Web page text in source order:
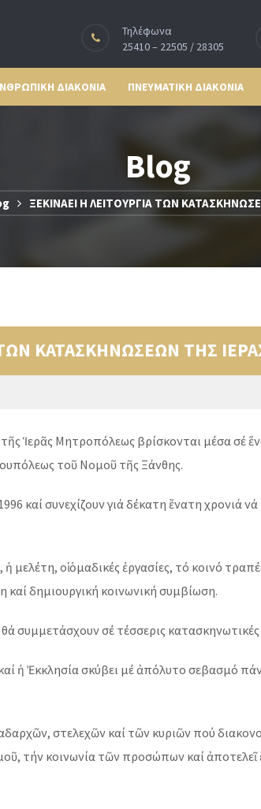
Τηλέφωνα
25410 – 22505 / 28305
ΔΙΑΚΟΝΙΑ ΠΝΕΥΜΑΤΙΚΗ ΔΙΑΚΟΝΙΑ
Blog
ΞΕΚΙΝΑΕΙ Η ΛΕΙΤΟΥΡΓΙΑ ΤΩΝ
ΤΩΝ ΚΑΤΑΣΚΗΝΩΣΕΩΝ ΤΗΣ
Ἱερᾶς Μητροπόλεως βρίσκονται μέσα σέ
τοῦ Νομοῦ τῆς Ξάνθης.
καί συνεχίζουν γιά δέκατη ἔνατη
οἱ ὁμαδικές ἐργασίες, τό κοινό
δημιουργική κοινωνική συμβίωση.
συμμετάσχουν σέ τέσσερις
ἡ Ἐκκλησία σκύβει μέ ἀπόλυτο σεβασμό
στελεχῶν καί τῶν κυριῶν πού
τήν κοινωνία τῶν προσώπων καί ἀποτελεῖ